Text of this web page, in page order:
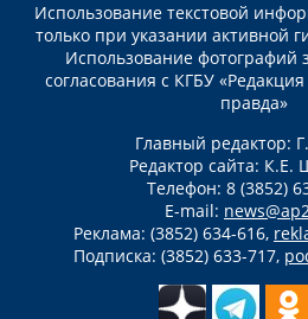
Использование текстовой
только при указании активной
Использование фотографий
согласования с КГБУ
правда»
Главный редактор:
Редактор сайта:
Телефон: 8 (3852)
E-mail:
Реклама: (3852) 634-616,
Подписка: (3852) 633-717,